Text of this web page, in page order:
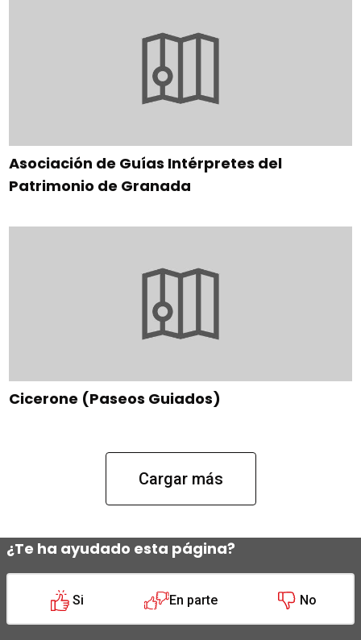
Asociación de Guías Intérpretes del
Patrimonio de Granada
Cicerone (Paseos Guiados)
Cargar más
¿Te ha ayudado esta página?
Si En parte No